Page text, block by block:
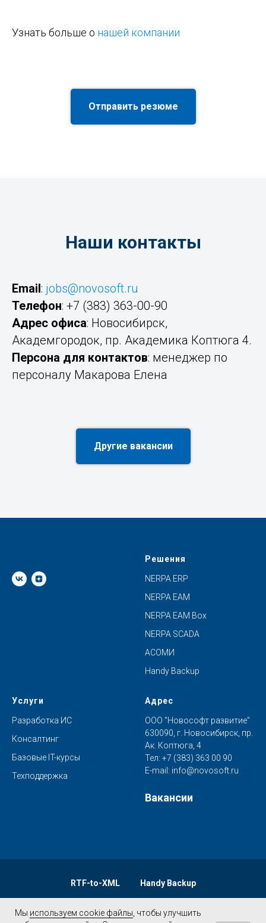
Узнать больше о нашей компании
Отправить резюме
Наши контакты
Email: jobs@novosoft.ru
Телефон: +7 (383) 363-00-90
Адрес офиса: Новосибирск,
Академгородок, пр. Академика Коптюга 4.
Персона для контактов: менеджер по
персоналу Макарова Елена
Другие вакансии
Мы используем cookie файлы , чтобы улучшить
Мы используем cookie файлы , чтобы улучшить
Решения
NERPA ERP
NERPA EAM
NERPA EAM Box
NERPA SCADA
АСОМИ
Handy Backup
Услуги
Разработка ИС
Консалтинг
Базовые IT-курсы
Техподдержка
Адрес
ООО "Новософт развитие"
630090, г. Новосибирск, пр.
Ак. Коптюга, 4
Тел: +7 (383) 363 00 90
E-mail: info@novosoft.ru
Вакансии
RTF-to-XML Handy Backup